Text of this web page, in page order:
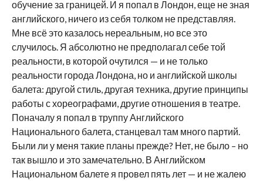
обучение за границей. И я попал в Лондон, еще не зная
английского, ничего из себя толком не представляя.
Мне всё это казалось нереальным, но все это
случилось. Я абсолютно не предполагал себе той
реальности, в которой очутился — и не только
реальности города Лондона, но и английской школы
балета: другой стиль, другая техника, другие принципы
работы с хореографами, другие отношения в театре.
Поначалу я попал в труппу Английского
Национального балета, станцевал там много партий.
Были ли у меня такие планы прежде? Нет, не было – но
так вышло и это замечательно. В Английском
Национальном балете я провел пять лет — и не жалею